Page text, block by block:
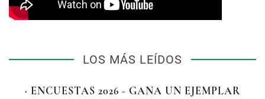
LOS MÁS LEÍDOS
· ENCUESTAS 2026 - GANA UN EJEMPLAR